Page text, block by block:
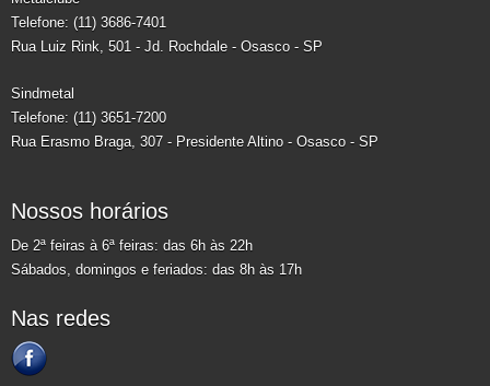
Telefone: (11) 3686-7401
Rua Luiz Rink, 501 - Jd. Rochdale - Osasco - SP
Sindmetal
Telefone: (11) 3651-7200
Rua Erasmo Braga, 307 - Presidente Altino - Osasco - SP
Nossos horários
De 2ª feiras à 6ª feiras: das 6h às 22h
Sábados, domingos e feriados: das 8h às 17h
Nas redes